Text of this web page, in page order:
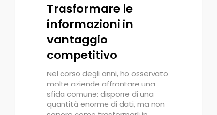
Trasformare le
informazioni in
vantaggio
competitivo
Nel corso degli anni, ho osservato
molte aziende affrontare una
sfida comune: disporre di una
quantità enorme di dati, ma non